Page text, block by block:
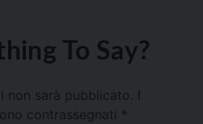
To Say?
non sarà pubblicato.
contrassegnati *